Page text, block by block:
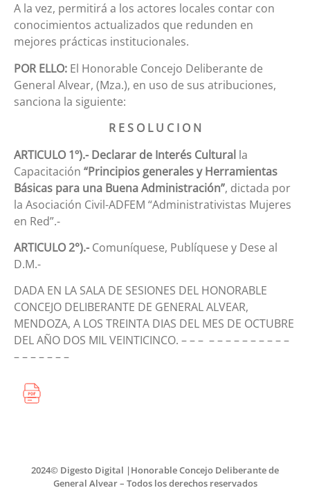
A la vez, permitirá a los actores locales contar con
conocimientos actualizados que redunden en
mejores prácticas institucionales.
POR ELLO: El Honorable Concejo Deliberante de
General Alvear, (Mza.), en uso de sus atribuciones,
sanciona la siguiente:
R E S O L U C I O N
ARTICULO 1º).- Declarar de Interés Cultural la
Capacitación “Principios generales y Herramientas
Básicas para una Buena Administración”, dictada por
la Asociación Civil-ADFEM “Administrativistas Mujeres
en Red”.-
ARTICULO 2°).-Comuníquese, Publíquese y Dese al
D.M.-
DADA EN LA SALA DE SESIONES DEL HONORABLE
CONCEJO DELIBERANTE DE GENERAL ALVEAR,
MENDOZA, A LOS TREINTA DIAS DEL MES DE OCTUBRE
DEL AÑO DOS MIL VEINTICINCO. – – – – – – – – – – – – –
– – – – – – –
2024© Digesto Digital |Honorable Concejo Deliberante de
General Alvear – Todos los derechos reservados